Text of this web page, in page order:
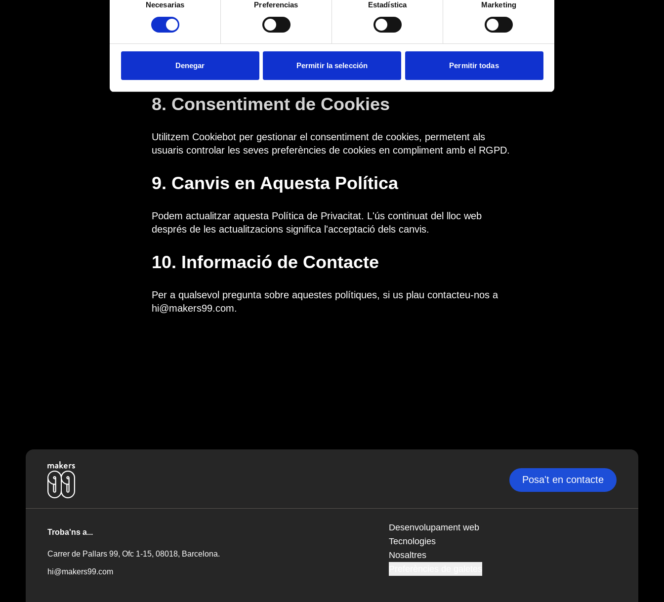
consentimiento
Necesarias Preferencias Estadística Marketing
Denegar Permitir la selección Permitir todas
7. Els Vostres Drets
Contacteu-nos a [correu de contacte] per a sol·licituds.
8. Consentiment de Cookies
Utilitzem Cookiebot per gestionar el consentiment de cookies, permetent als
usuaris controlar les seves preferències de cookies en compliment amb el RGPD.
9. Canvis en Aquesta Política
Podem actualitzar aquesta Política de Privacitat. L'ús continuat del lloc web
després de les actualitzacions significa l'acceptació dels canvis.
10. Informació de Contacte
Per a qualsevol pregunta sobre aquestes polítiques, si us plau contacteu-nos a
hi@makers99.com.
Posa't en contacte
Troba'ns a...
Carrer de Pallars 99, Ofc 1-15, 08018, Barcelona.
hi@makers99.com
Desenvolupament web
Tecnologies
Nosaltres